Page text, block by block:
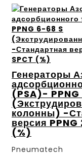
Генераторы
(PSA)-
колонны) -
версия PPNG
(%)
Pneumatech